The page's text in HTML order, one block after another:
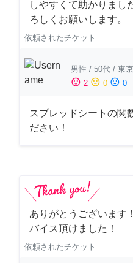
しやすくて助かりまし
ろしくお願いします。
依頼されたチケット
男性 / 50代 / 東
sentiment_satisfied 2 sentiment_neutral 0 sentiment_dissatisfied 0
スプレッドシートの関
ださい！
ありがとうございます
バイス頂けました！
依頼されたチケット